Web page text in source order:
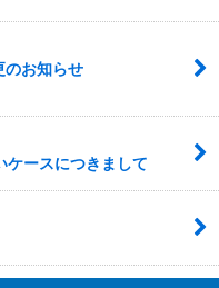
のお知らせ
ケースにつきまして